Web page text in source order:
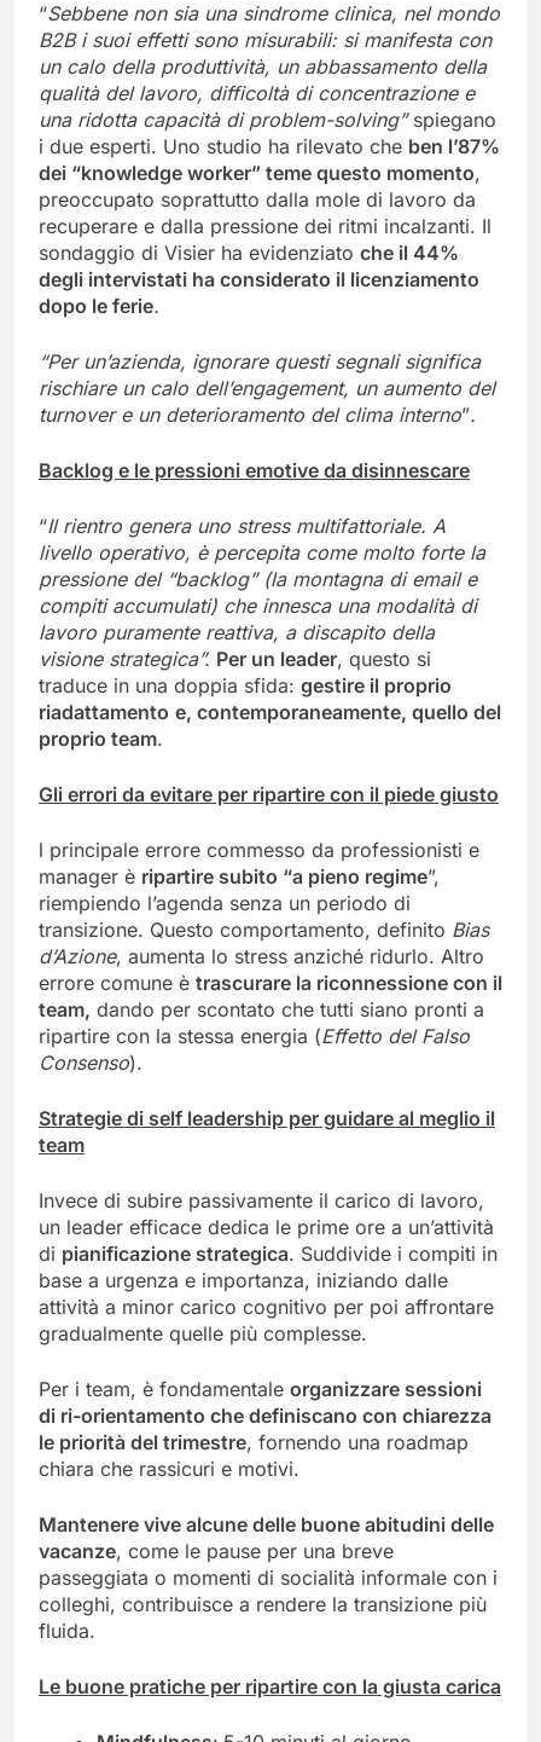
“Sebbene non sia una sindrome clinica, nel mondo
B2B i suoi effetti sono misurabili: si manifesta con
un calo della produttività, un abbassamento della
qualità del lavoro, difficoltà di concentrazione e
una ridotta capacità di problem-solving” spiegano
i due esperti. Uno studio ha rilevato che ben l’87%
dei “knowledge worker” teme questo momento,
preoccupato soprattutto dalla mole di lavoro da
recuperare e dalla pressione dei ritmi incalzanti. Il
sondaggio di Visier ha evidenziato che il 44%
degli intervistati ha considerato il licenziamento
dopo le ferie.
“Per un’azienda, ignorare questi segnali significa
rischiare un calo dell’engagement, un aumento del
turnover e un deterioramento del clima interno”.
Backlog e le pressioni emotive da disinnescare
“Il rientro genera uno stress multifattoriale. A
livello operativo, è percepita come molto forte la
pressione del “backlog” (la montagna di email e
compiti accumulati) che innesca una modalità di
lavoro puramente reattiva, a discapito della
visione strategica”. Per un leader, questo si
traduce in una doppia sfida: gestire il proprio
riadattamento e, contemporaneamente, quello del
proprio team.
Gli errori da evitare per ripartire con il piede giusto
l principale errore commesso da professionisti e
manager è ripartire subito “a pieno regime”,
riempiendo l’agenda senza un periodo di
transizione. Questo comportamento, definito Bias
d’Azione, aumenta lo stress anziché ridurlo. Altro
errore comune è trascurare la riconnessione con il
team, dando per scontato che tutti siano pronti a
ripartire con la stessa energia (Effetto del Falso
Consenso).
Strategie di self leadership per guidare al meglio il
team
Invece di subire passivamente il carico di lavoro,
un leader efficace dedica le prime ore a un’attività
di pianificazione strategica. Suddivide i compiti in
base a urgenza e importanza, iniziando dalle
attività a minor carico cognitivo per poi affrontare
gradualmente quelle più complesse.
Per i team, è fondamentale organizzare sessioni
di ri-orientamento che definiscano con chiarezza
le priorità del trimestre, fornendo una roadmap
chiara che rassicuri e motivi.
Mantenere vive alcune delle buone abitudini delle
vacanze, come le pause per una breve
passeggiata o momenti di socialità informale con i
colleghi, contribuisce a rendere la transizione più
fluida.
Le buone pratiche per ripartire con la giusta carica